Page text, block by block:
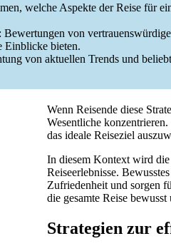
welche Aspekte der Reise für
von
Einblicke bieten.
von aktuellen Trends und
Wenn Reisende diese
Wesentliche
das ideale Reiseziel
In diesem Kontext wird
Reiseerlebnisse.
Zufriedenheit und sorgen
die gesamte Reise
Strategien zur